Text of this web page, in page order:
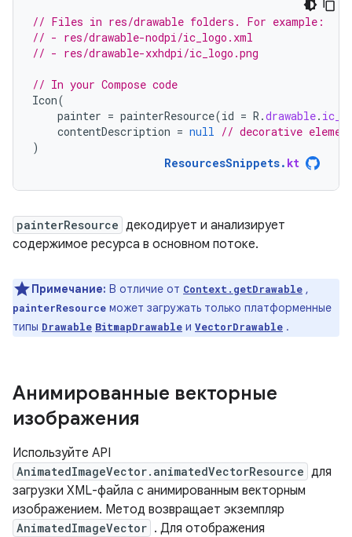
// Files in res/drawable folders. For example:
// - res/drawable-nodpi/ic_logo.xml
// - res/drawable-xxhdpi/ic_logo.png
// In your Compose code
Icon(
painter = painterResource(id = R .drawable.
contentDescription = null // decorative
)
ResourcesSnippets. kt
painterResource декодирует и анализирует
содержимое ресурса в основном потоке.
Примечание: В отличие от Context.getDrawable ,
painterResource может загружать только платформенные
типы Drawable BitmapDrawable и VectorDrawable .
Анимированные векторные
изображения
Используйте API
AnimatedImageVector.animatedVectorResource для
загрузки XML-файла с анимированным векторным
изображением. Метод возвращает экземпляр
AnimatedImageVector . Для отображения